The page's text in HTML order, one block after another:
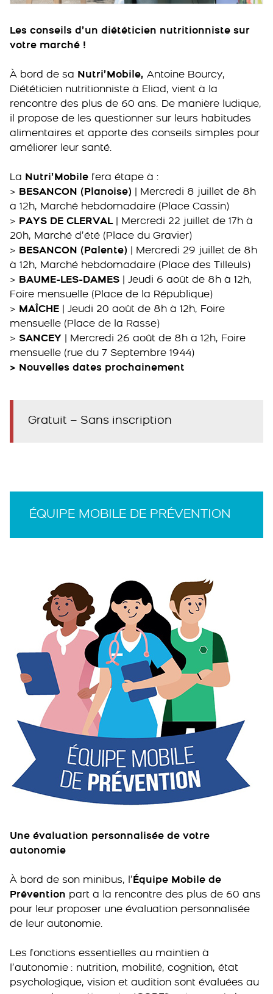
Les conseils d’un diététicien nutritionniste sur
votre marché !
À bord de sa Nutri’Mobile, Antoine Bourcy,
Diététicien nutritionniste à Eliad, vient à la
rencontre des plus de 60 ans. De manière ludique,
il propose de les questionner sur leurs habitudes
alimentaires et apporte des conseils simples pour
améliorer leur santé.
La Nutri’Mobile fera étape à :
> BESANCON (Planoise) | Mercredi 8 juillet de 8h
à 12h, Marché hebdomadaire (Place Cassin)
> PAYS DE CLERVAL| Mercredi 22 juillet de 17h à
20h, Marché d’été (Place du Gravier)
> BESANCON (Palente)
| Mercredi 29 juillet de 8h
à 12h, Marché hebdomadaire (Place des Tilleuls)
> BAUME-LES-DAMES | Jeudi 6 août de 8h à 12h,
Foire mensuelle (Place de la République)
> MAÎCHE
| Jeudi 20 août de 8h à 12h, Foire
mensuelle (Place de la Rasse)
> SANCEY | Mercredi 26 août de 8h à 12h, Foire
mensuelle (rue du 7 Septembre 1944)
> Nouvelles dates prochainement
Gratuit – Sans inscription
ÉQUIPE MOBILE DE PRÉVENTION
Une évaluation personnalisée de votre
autonomie
À bord de son minibus, l’ Équipe Mobile de
Prévention part à la rencontre des plus de 60 ans
pour leur proposer une évaluation personnalisée
de leur autonomie.
Les fonctions essentielles au maintien à
l’autonomie : nutrition, mobilité, cognition, état
psychologique, vision et audition sont évaluées au